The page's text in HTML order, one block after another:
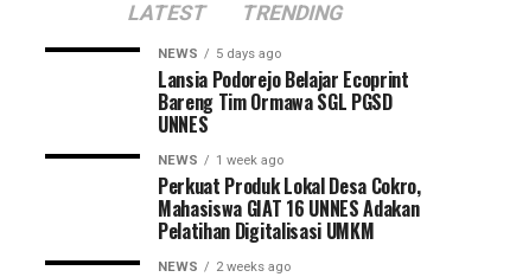
LATEST TRENDING
NEWS 5 days ago
Lansia Podorejo Belajar Ecoprint
Bareng Tim Ormawa SGL PGSD
UNNES
NEWS 1 week ago
Perkuat Produk Lokal Desa Cokro,
Mahasiswa GIAT 16 UNNES Adakan
Pelatihan Digitalisasi UMKM
NEWS 2 weeks ago